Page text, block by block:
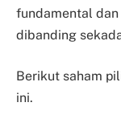
fundamental dan
dibanding
Berikut saham
ini.